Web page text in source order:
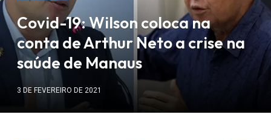
Covid-19: Wilson coloca na
conta de Arthur Neto a crise na
saúde de Manaus
3 DE FEVEREIRO DE 2021